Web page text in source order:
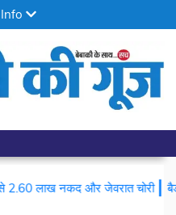
और जेवरात चोरी|बैडमिंटन में